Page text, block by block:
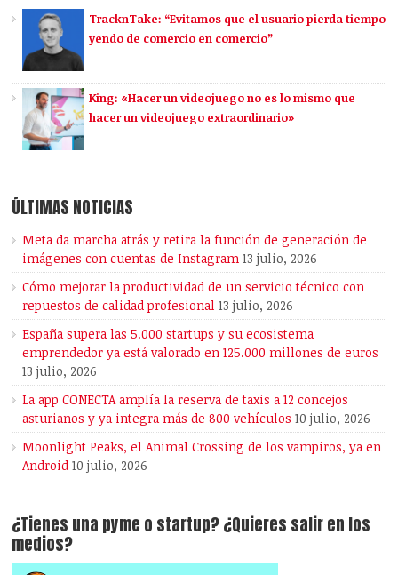
TracknTake: “Evitamos que el usuario pierda tiempo
yendo de comercio en comercio”
King: «Hacer un videojuego no es lo mismo que
hacer un videojuego extraordinario»
ÚLTIMAS NOTICIAS
Meta da marcha atrás y retira la función de generación de
imágenes con cuentas de Instagram 13 julio, 2026
Cómo mejorar la productividad de un servicio técnico con
repuestos de calidad profesional 13 julio, 2026
España supera las 5.000 startups y su ecosistema
emprendedor ya está valorado en 125.000 millones de euros
13 julio, 2026
La app CONECTA amplía la reserva de taxis a 12 concejos
asturianos y ya integra más de 800 vehículos 10 julio, 2026
Moonlight Peaks, el Animal Crossing de los vampiros, ya en
Android 10 julio, 2026
¿Tienes una pyme o startup? ¿Quieres salir en los
medios?